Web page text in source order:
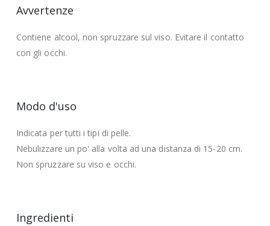
Avvertenze
Contiene alcool, non spruzzare sul viso. Evitare il contatto
con gli occhi.
Modo d'uso
Indicata per tutti i tipi di pelle.
Nebulizzare un po' alla volta ad una distanza di 15-20 cm.
Non spruzzare su viso e occhi.
Ingredienti